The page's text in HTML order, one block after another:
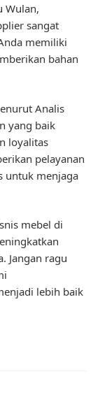
Wulan,
sangat
memiliki
bahan
Analis
yang baik
loyalitas
pelayanan
untuk menjaga
mebel di
Jangan ragu
lebih baik